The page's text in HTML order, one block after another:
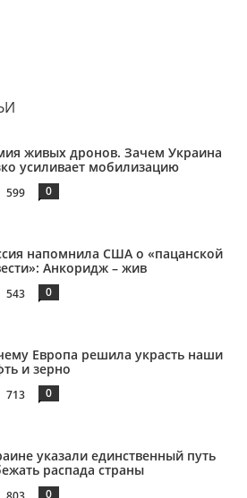
живых дронов. Зачем Украина
усиливает мобилизацию
599 0
напомнила США о «пацанской
Анкоридж – жив
543 0
Европа решила украсть наши
и зерно
713 0
указали единственный путь
распада страны
0